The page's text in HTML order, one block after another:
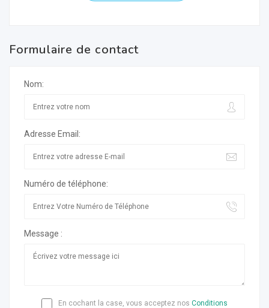
Formulaire de contact
Nom:
Adresse Email:
Numéro de téléphone:
Message :
En cochant la case, vous acceptez nos Conditions